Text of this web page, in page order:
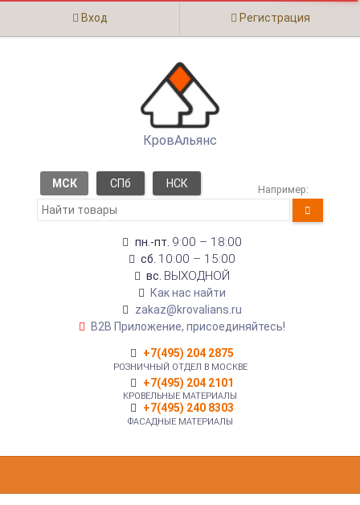
Вход Регистрация
КровАльянс
МСК СПб НСК Например:
пн.-пт. 9:00 – 18:00
сб. 10:00 – 15:00
вс. ВЫХОДНОЙ
Как нас найти
zakaz@krovalians.ru
B2B Приложение, присоединяйтесь!
+7(495) 204 2875
РОЗНИЧНЫЙ ОТДЕЛ В МОСКВЕ
+7(495) 204 2101
КРОВЕЛЬНЫЕ МАТЕРИАЛЫ
+7(495) 240 8303
ФАСАДНЫЕ МАТЕРИАЛЫ